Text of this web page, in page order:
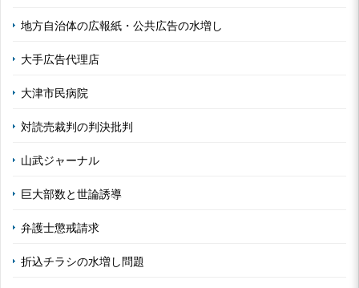
地方自治体の広報紙・公共広告の水増し
大手広告代理店
大津市民病院
対読売裁判の判決批判
山武ジャーナル
巨大部数と世論誘導
弁護士懲戒請求
折込チラシの水増し問題